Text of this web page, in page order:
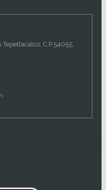
C.P.54055,